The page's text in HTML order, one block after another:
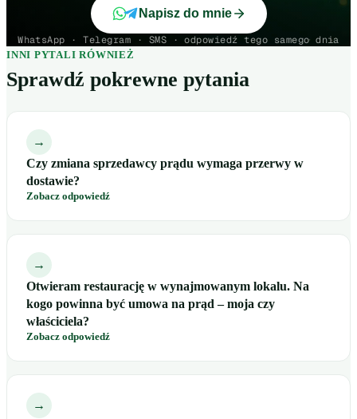
Napisz do mnie
WhatsApp · Telegram · SMS · odpowiedź tego samego dnia
INNI PYTALI RÓWNIEŻ
Sprawdź pokrewne pytania
→
Czy zmiana sprzedawcy prądu wymaga przerwy w
dostawie?
Zobacz odpowiedź
→
Otwieram restaurację w wynajmowanym lokalu. Na
kogo powinna być umowa na prąd – moja czy
właściciela?
Zobacz odpowiedź
→